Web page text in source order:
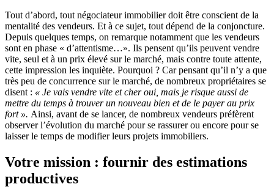
Tout d’abord, tout négociateur immobilier doit être conscient de la
mentalité des vendeurs. Et à ce sujet, tout dépend de la conjoncture.
Depuis quelques temps, on remarque notamment que les vendeurs
sont en phase « d’attentisme…». Ils pensent qu’ils peuvent vendre
vite, seul et à un prix élevé sur le marché, mais contre toute attente,
cette impression les inquiète. Pourquoi ? Car pensant qu’il n’y a que
très peu de concurrence sur le marché, de nombreux propriétaires se
disent : « Je vais vendre vite et cher oui, mais je risque aussi de
mettre du temps à trouver un nouveau bien et de le payer au prix
fort ». Ainsi, avant de se lancer, de nombreux vendeurs préfèrent
observer l’évolution du marché pour se rassurer ou encore pour se
laisser le temps de modifier leurs projets immobiliers.
Votre mission : fournir des estimations
productives